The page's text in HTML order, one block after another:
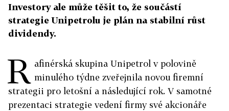
Investory ale může těšit to, že součástí
strategie Unipetrolu je plán na stabilní růst
dividendy.
R afinérská skupina Unipetrol v polovině
minulého týdne zveřejnila novou firemní
strategii pro letošní a následující rok. V samotné
prezentaci strategie vedení firmy své akcionáře